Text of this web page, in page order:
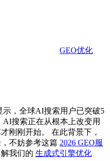
GEO优化
示，全球AI搜索用户已突破5
AI搜索正在从根本上改变用
刚刚开始。 在此背景下，
不妨参考这篇 2026 GEO服
解我们的 生成式引擎优化